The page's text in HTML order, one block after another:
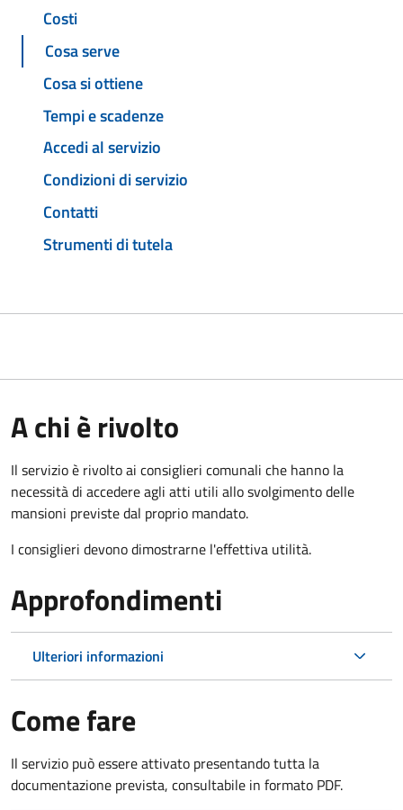
Costi
Cosa serve
Cosa si ottiene
Tempi e scadenze
Accedi al servizio
Condizioni di servizio
Contatti
Strumenti di tutela
A chi è rivolto
Il servizio è rivolto ai consiglieri comunali che hanno la
necessità di accedere agli atti utili allo svolgimento delle
mansioni previste dal proprio mandato.
I consiglieri devono dimostrarne l'effettiva utilità.
Approfondimenti
Ulteriori informazioni
Come fare
Il servizio può essere attivato presentando tutta la
documentazione prevista, consultabile in formato PDF.